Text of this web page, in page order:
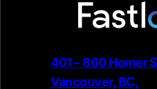
401 – 860 Homer
Vancouver, BC,